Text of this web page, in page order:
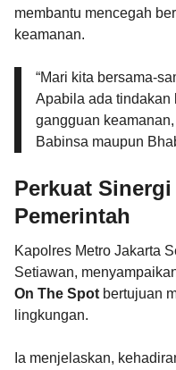
membantu mencegah
keamanan.
“Mari kita bersama-
Apabila ada tindakan
gangguan
Babinsa maupun
Perkuat
Pemerintah
Kapolres Metro Jakarta
Setiawan,
On The Spot bertujuan
lingkungan.
Ia menjelaskan,